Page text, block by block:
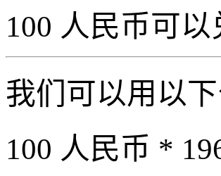
100 人民币可
我们可以用以
100 人民币 *